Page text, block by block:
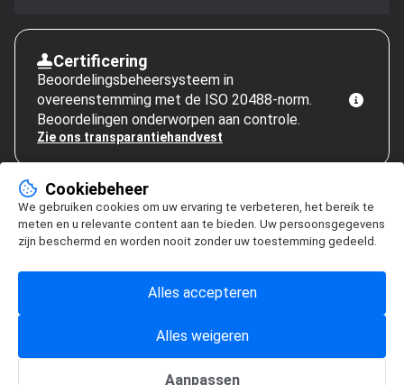
Certificering
Beoordelingsbeheersysteem in
overeenstemming met de ISO 20488-norm.
Beoordelingen onderworpen aan controle.
Zie ons transparantiehandvest
Cookiebeheer
We gebruiken cookies om uw ervaring te verbeteren, het bereik te
meten en u relevante content aan te bieden. Uw persoonsgegevens
zijn beschermd en worden nooit zonder uw toestemming gedeeld.
Aanpassen
Alles weigeren
Alles accepteren